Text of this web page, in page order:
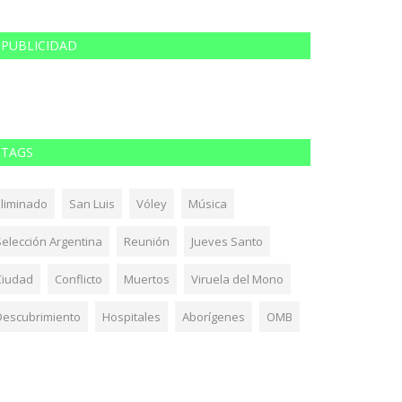
PUBLICIDAD
TAGS
San Luis Vóley Música
Argentina Reunión Jueves Santo
Conflicto Muertos Viruela del Mono
Hospitales Aborígenes OMB